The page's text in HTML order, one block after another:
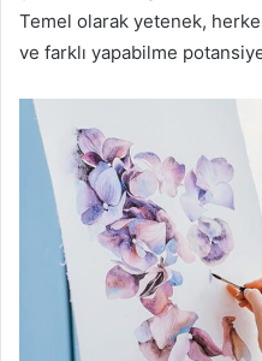
Temel olarak yetenek,
ve farklı yapabilme